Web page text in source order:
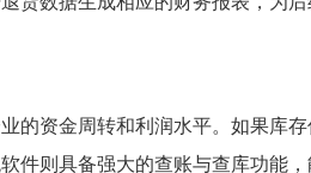
的资金周转和利润水平。如果库
件则具备强大的查账与查库功能